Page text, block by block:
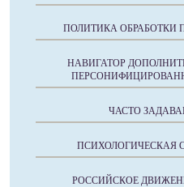
ПОЛИТИКА
НАВИГАТОР
ЧАСТО
ПСИХОЛОГИЧЕСКАЯ
РОССИЙСКОЕ